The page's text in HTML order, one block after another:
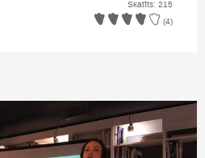
Skatīts: 215
(4)